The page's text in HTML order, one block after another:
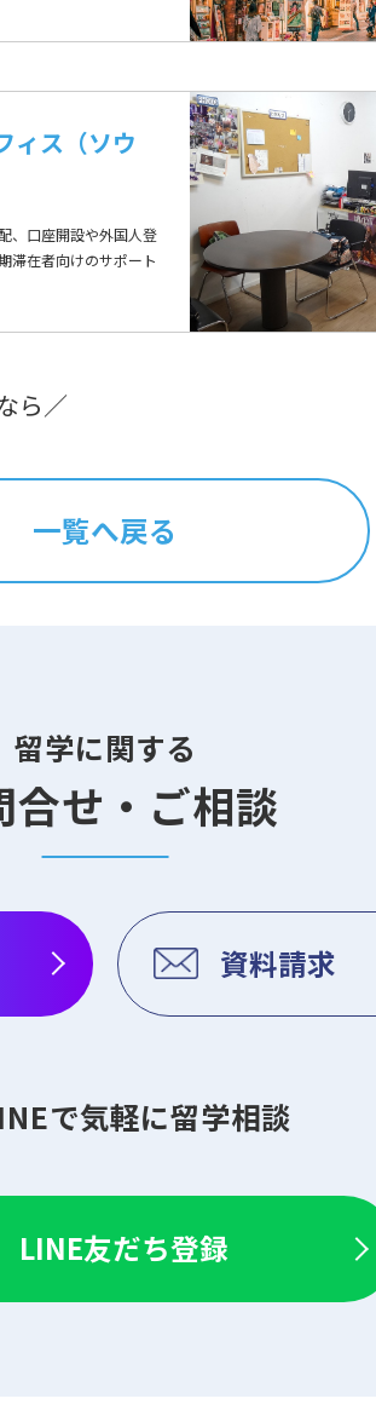
ィス（ソウ
、口座開設や外国人登
滞在者向けのサポート
ら／
一覧へ戻る
留学に関する
合せ・ご相談
資料請求
で気軽に留学相談
LINE友だち登録